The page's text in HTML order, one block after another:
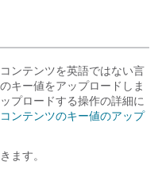
ンテンツを英語ではない言
キー値をアップロードしま
プロードする操作の詳細に
ンテンツのキー値のアップ
ます。